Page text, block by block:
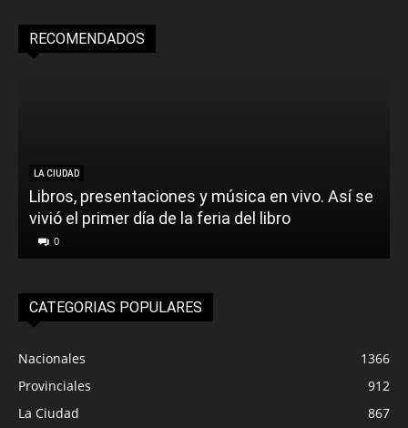
RECOMENDADOS
LA CIUDAD
Libros, presentaciones y música en vivo. Así se
vivió el primer día de la feria del libro
0
CATEGORIAS POPULARES
Nacionales
1366
Provinciales
912
La Ciudad
867